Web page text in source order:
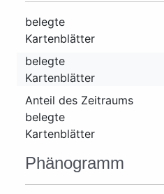
belegte
Kartenblätter
belegte
Kartenblätter
Anteil des Zeitraums
belegte
Kartenblätter
Phänogramm